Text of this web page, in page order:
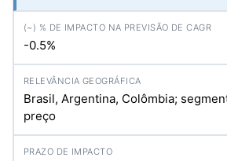
-0.5%
Brasil, Argentina, Colômbia;
preço